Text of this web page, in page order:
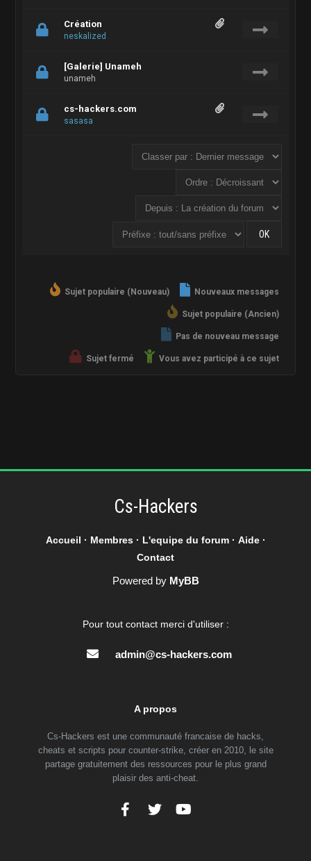
Création
neskalized
[Galerie] Unameh
unameh
cs-hackers.com
sasasa
Nouveaux messages
Sujet populaire (Nouveau)
Sujet populaire (Ancien)
Pas de nouveau message
Vous avez participé à ce sujet
Sujet fermé
Cs-Hackers
Accueil · Membres· L'equipe du forum· Aide·
Contact
Powered by MyBB
Pour tout contact merci d'utiliser :
admin@cs-hackers.com
A propos
Cs-Hackers est une communauté francaise de hacks,
cheats et scripts pour counter-strike, créer en 2010, le site
partage gratuitement des ressources pour le plus grand
plaisir des anti-cheat.